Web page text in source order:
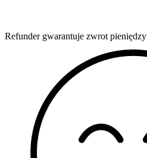
Refunder gwarantuje zwrot pieniędzy